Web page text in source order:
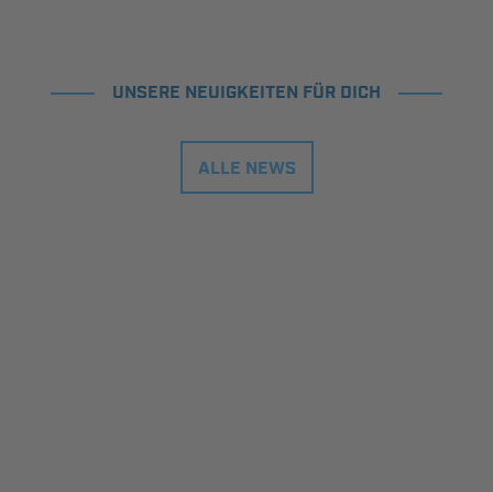
UNSERE NEUIGKEITEN FÜR DICH
ALLE NEWS